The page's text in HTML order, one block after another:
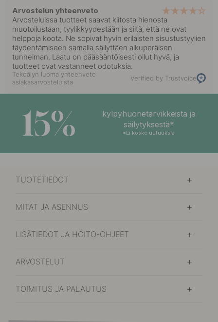
Arvostelun yhteenveto
Arvosteluissa tuotteet saavat kiitosta hienosta
muotoilustaan, tyylikkyydestään ja siitä, että ne ovat
helppoja koota. Ne sopivat hyvin erilaisten sisustustyylien
täydentämiseen samalla säilyttäen alkuperäisen
tunnelman. Laatu on pääsääntöisesti ollut hyvä, ja
tuotteet ovat vastanneet odotuksia.
Tekoälyn luoma yhteenveto
asiakasarvosteluista
Verified by Trustvoice
15%
kylpyhuonetarvikkeista ja
säilytyksestä*
*Ei koske uutuuksia
TUOTETIEDOT
MITAT JA ASENNUS
LISÄTIEDOT JA HOITO-OHJEET
ARVOSTELUT
TOIMITUS JA PALAUTUS